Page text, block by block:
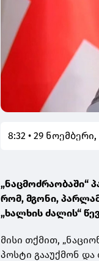
8:32 • 29 ნოემბერი,
„ნაცმოძრაობაში“
რომ, მგონი,
„ხალხის ძალის“
მისი თქმით,
პოსტი გააუქმონ და